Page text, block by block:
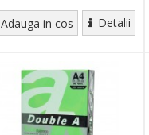
Adauga in cos Detalii